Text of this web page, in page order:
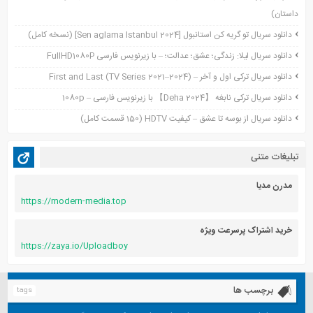
آگوست 2021
جولای 2021
ژوئن 2021
می 2021
آگوست 2020
داستان)
دانلود سریال تو گریه کن استانبول [Sen aglama Istanbul 2024] (نسخه کامل)
دانلود سریال لیلا: زندگی؛ عشق؛ عدالت؛ – با زیرنویس فارسی FullHD1080P
دانلود سریال ترکی اول و آخر – First and Last (TV Series 2021–2024)
دانلود سریال ترکی نابغه 【Deha 2024】 با زیرنویس فارسی – 1080p
دانلود سریال از بوسه تا عشق – کیفیت HDTV (150 قسمت کامل)
تبلیغات متنی
مدرن مدیا
https://modern-media.top
خرید اشتراک پرسرعت ویژه
https://zaya.io/Uploadboy
برچسب ها tags